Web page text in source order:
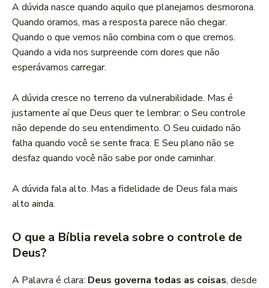
A dúvida nasce quando aquilo que planejamos desmorona.
Quando oramos, mas a resposta parece não chegar.
Quando o que vemos não combina com o que cremos.
Quando a vida nos surpreende com dores que não
esperávamos carregar.
A dúvida cresce no terreno da vulnerabilidade. Mas é
justamente aí que Deus quer te lembrar: o Seu controle
não depende do seu entendimento. O Seu cuidado não
falha quando você se sente fraca. E Seu plano não se
desfaz quando você não sabe por onde caminhar.
A dúvida fala alto. Mas a fidelidade de Deus fala mais
alto ainda.
O que a Bíblia revela sobre o controle de
Deus?
A Palavra é clara: Deus governa todas as coisas, desde